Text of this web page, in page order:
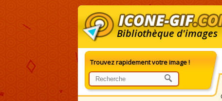
Bibliothèque d'images
Trouvez rapidement votre image !